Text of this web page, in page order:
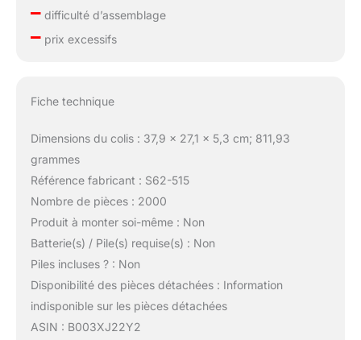
–difficulté d’assemblage
–prix excessifs
Fiche technique
Dimensions du colis : 37,9 x 27,1 x 5,3 cm; 811,93
grammes
Référence fabricant : S62-515
Nombre de pièces : 2000
Produit à monter soi-même : Non
Batterie(s) / Pile(s) requise(s) : Non
Piles incluses ? : Non
Disponibilité des pièces détachées : Information
indisponible sur les pièces détachées
ASIN : B003XJ22Y2